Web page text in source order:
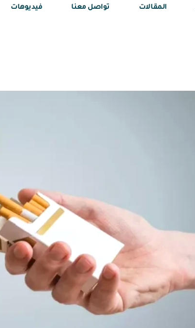
المقالات تواصل معنا فيديوهات